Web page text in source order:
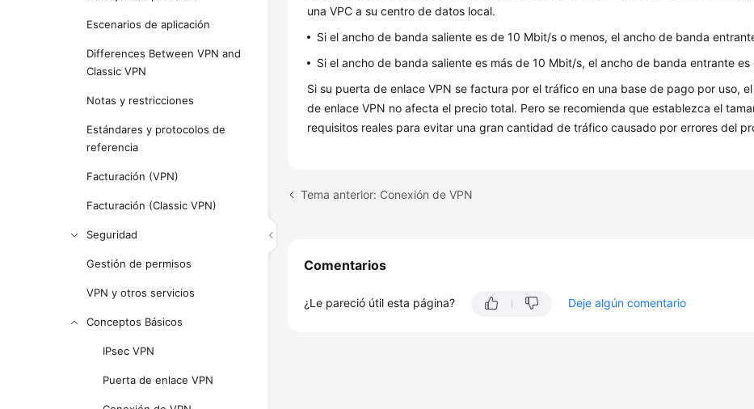
Escenarios de aplicación
Differences Between VPN and
Classic VPN
Notas y restricciones
Estándares y protocolos de
referencia
Facturación (VPN)
Facturación (Classic VPN)
Seguridad
Gestión de permisos
VPN y otros servicios
Conceptos Básicos
IPsec VPN
Puerta de enlace VPN
una VPC a su centro de datos local.
Si el ancho de banda saliente es de 10 Mbit/s o menos, el ancho de banda
Si el ancho de banda saliente es más de 10 Mbit/s, el ancho de banda entrante
Si su puerta de enlace VPN se factura por el tráfico en una base de pago por uso,
de enlace VPN no afecta el precio total. Pero se recomienda que establezca el
requisitos reales para evitar una gran cantidad de tráfico causado por errores del
Tema anterior: Conexión de VPN
Comentarios
¿Le pareció útil esta página? Deje algún comentario